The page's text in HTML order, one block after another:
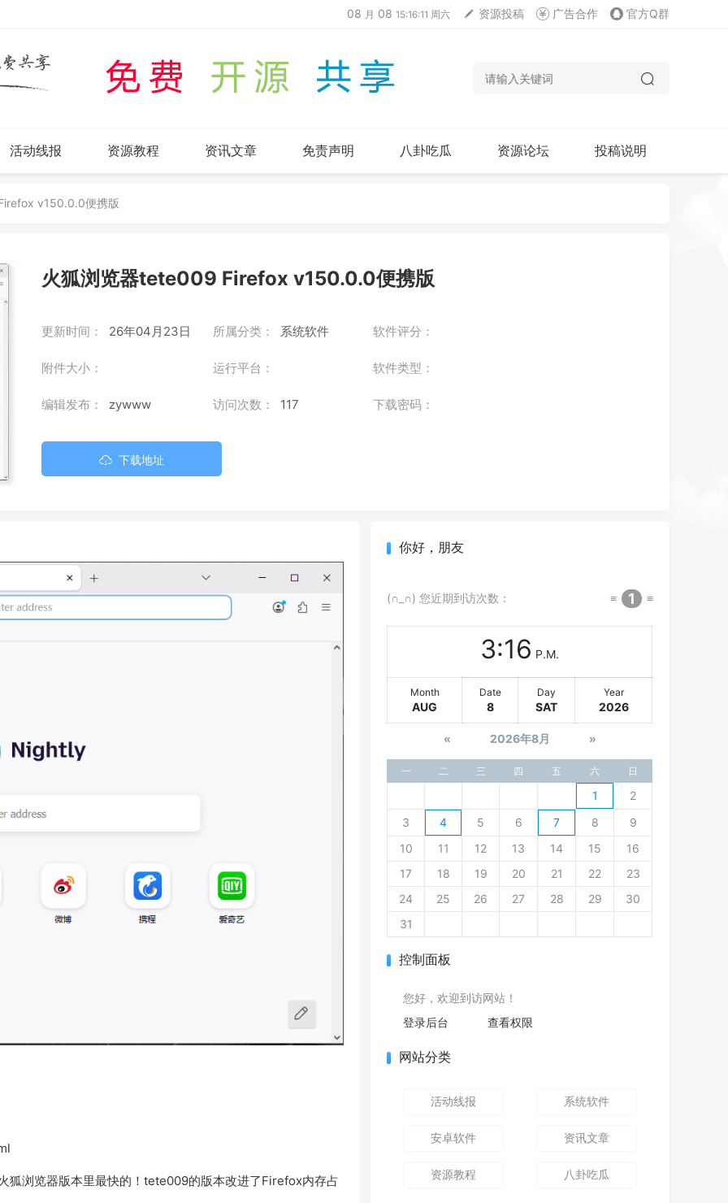
08 月 08 15:16:12 周六 资源投稿 广告合作 官方Q群
活动线报 资源教程 资讯文章 免责声明 八卦吃瓜 资源论坛 投稿说明
v150.0.0便携版
火狐浏览器tete009 Firefox v150.0.0便携版
更新时间： 26年04月23日 所属分类： 系统软件 软件评分：
附件大小： 运行平台： 软件类型：
编辑发布： zywww 访问次数： 117 下载密码：
下载地址
浏览器版本里最快的！tete009的版本改进了Firefox内存占
你好，朋友
(∩_∩) 您近期到访次数： ≡ 1 ≡
3:16 P.M.
Month
AUG
Date
8
Day
SAT
Year
2026
« 2026年8月 »
一 二 三 四 五 六 日
1
2
3
4 5 6 7 8
9
10
11 12 13 14 15
16
17
18 19 20 21 22
23
24
25 26 27 28 29
30
31
控制面板
您好，欢迎到访网站！
登录后台
查看权限
网站分类
活动线报 系统软件
安卓软件 资讯文章
资源教程 八卦吃瓜